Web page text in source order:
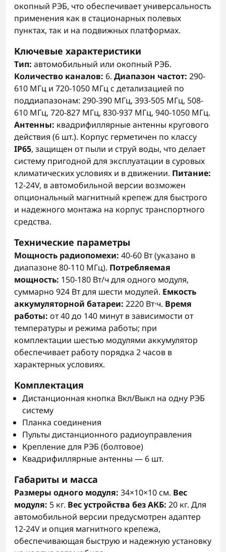
окопный РЭБ, что обеспечивает универсальность
применения как в стационарных полевых
пунктах, так и на подвижных платформах.
Ключевые характеристики
Тип: автомобильный или окопный РЭБ.
Количество каналов: 6. Диапазон частот: 290-
610 МГц и 720-1050 МГц с детализацией по
поддиапазонам: 290-390 МГц, 393-505 МГц, 508-
610 МГц, 720-827 МГц, 830-937 МГц, 940-1050 МГц.
Антенны: квадрифиллярные антенны кругового
действия (6 шт.). Корпус герметичен по классу
IP65, защищен от пыли и струй воды, что делает
систему пригодной для эксплуатации в суровых
климатических условиях и в движении. Питание:
12-24V, в автомобильной версии возможен
опциональный магнитный крепеж для быстрого
и надежного монтажа на корпус транспортного
средства.
Технические параметры
Мощность радиопомехи: 40-60 Вт (указано в
диапазоне 80-110 МГц). Потребляемая
мощность: 150-180 Вт/ч для одного модуля,
суммарно 924 Вт для шести модулей. Емкость
аккумуляторной батареи: 2220 Вт·ч. Время
работы: от 40 до 140 минут в зависимости от
температуры и режима работы; при
комплектации шестью модулями аккумулятор
обеспечивает работу порядка 2 часов в
характерных условиях.
Комплектация
Дистанционная кнопка Вкл/Выкл на одну РЭБ
систему
Планка соединения
Пульты дистанционного радиоуправления
Крепление для РЭБ (болтовое)
Квадрифиллярные антенны — 6 шт.
Габариты и масса
Размеры одного модуля: 34×10×10 см. Вес
модуля: 5 кг. Вес устройства без АКБ: 20 кг. Для
автомобильной версии предусмотрен адаптер
12-24V и опция магнитного крепежа,
обеспечивающая быструю и надежную установку